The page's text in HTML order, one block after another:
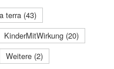
terra (43)
KinderMitWirkung (20)
Weitere (2)